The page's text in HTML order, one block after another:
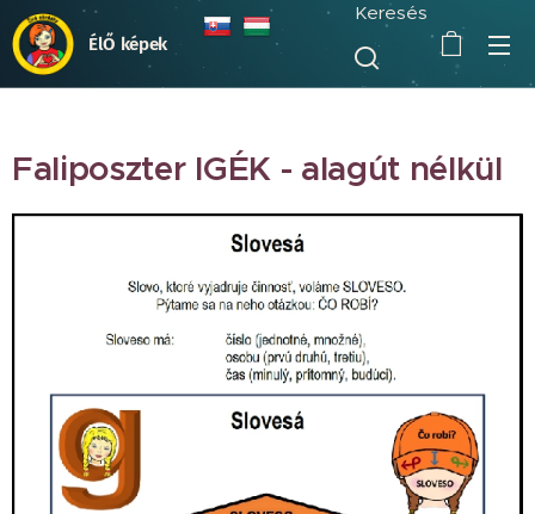
ÉlŐ képek
Keresés
Faliposzter IGÉK - alagút nélkül